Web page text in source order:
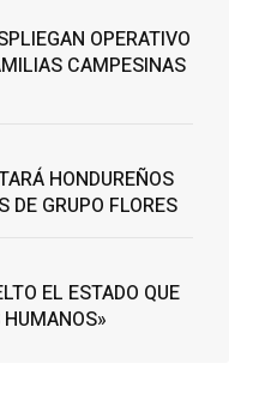
OPERATIVO
CAMPESINAS
HONDUREÑOS
DE GRUPO FLORES
EL ESTADO QUE